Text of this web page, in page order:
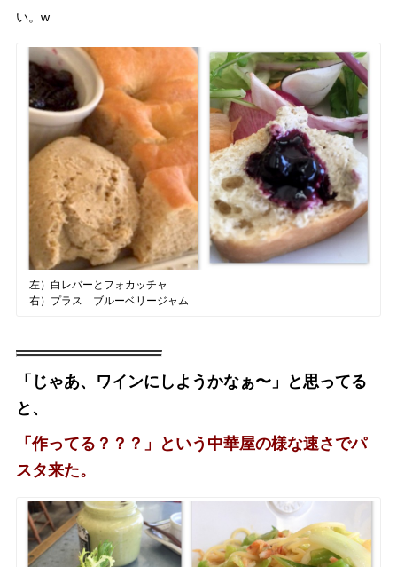
い。w
左）白レバーとフォカッチャ
右）プラス ブルーベリージャム
「じゃあ、ワインにしようかなぁ〜」と思ってる
と、
「作ってる？？？」という中華屋の様な速さでパ
スタ来た。